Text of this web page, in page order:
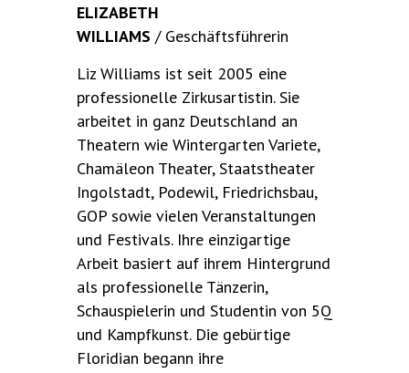
ELIZABETH
WILLIAMS / Geschäftsführerin
Liz Williams ist seit 2005 eine
professionelle Zirkusartistin. Sie
arbeitet in ganz Deutschland an
Theatern wie Wintergarten Variete,
Chamäleon Theater, Staatstheater
Ingolstadt, Podewil, Friedrichsbau,
GOP sowie vielen Veranstaltungen
und Festivals. Ihre einzigartige
Arbeit basiert auf ihrem Hintergrund
als professionelle Tänzerin,
Schauspielerin und Studentin von 5Q
und Kampfkunst. Die gebürtige
Floridian begann ihre